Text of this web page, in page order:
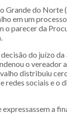
do Norte
em um
o parecer da
do juízo da
o vereador
distribuiu
sociais e o
a